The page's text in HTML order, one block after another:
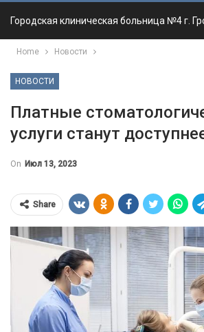
Городская клиническая больница №4 г.
Home Новости
НОВОСТИ
Платные
услуги станут
On Июл 13, 2023
Share